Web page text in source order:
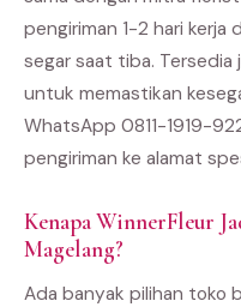
pengiriman 1-2 hari
segar saat tiba.
untuk memastikan
WhatsApp 0811-1919-
pengiriman ke alamat
Kenapa WinnerFleur
Magelang?
Ada banyak pilihan toko